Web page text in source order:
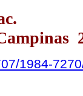
1984-